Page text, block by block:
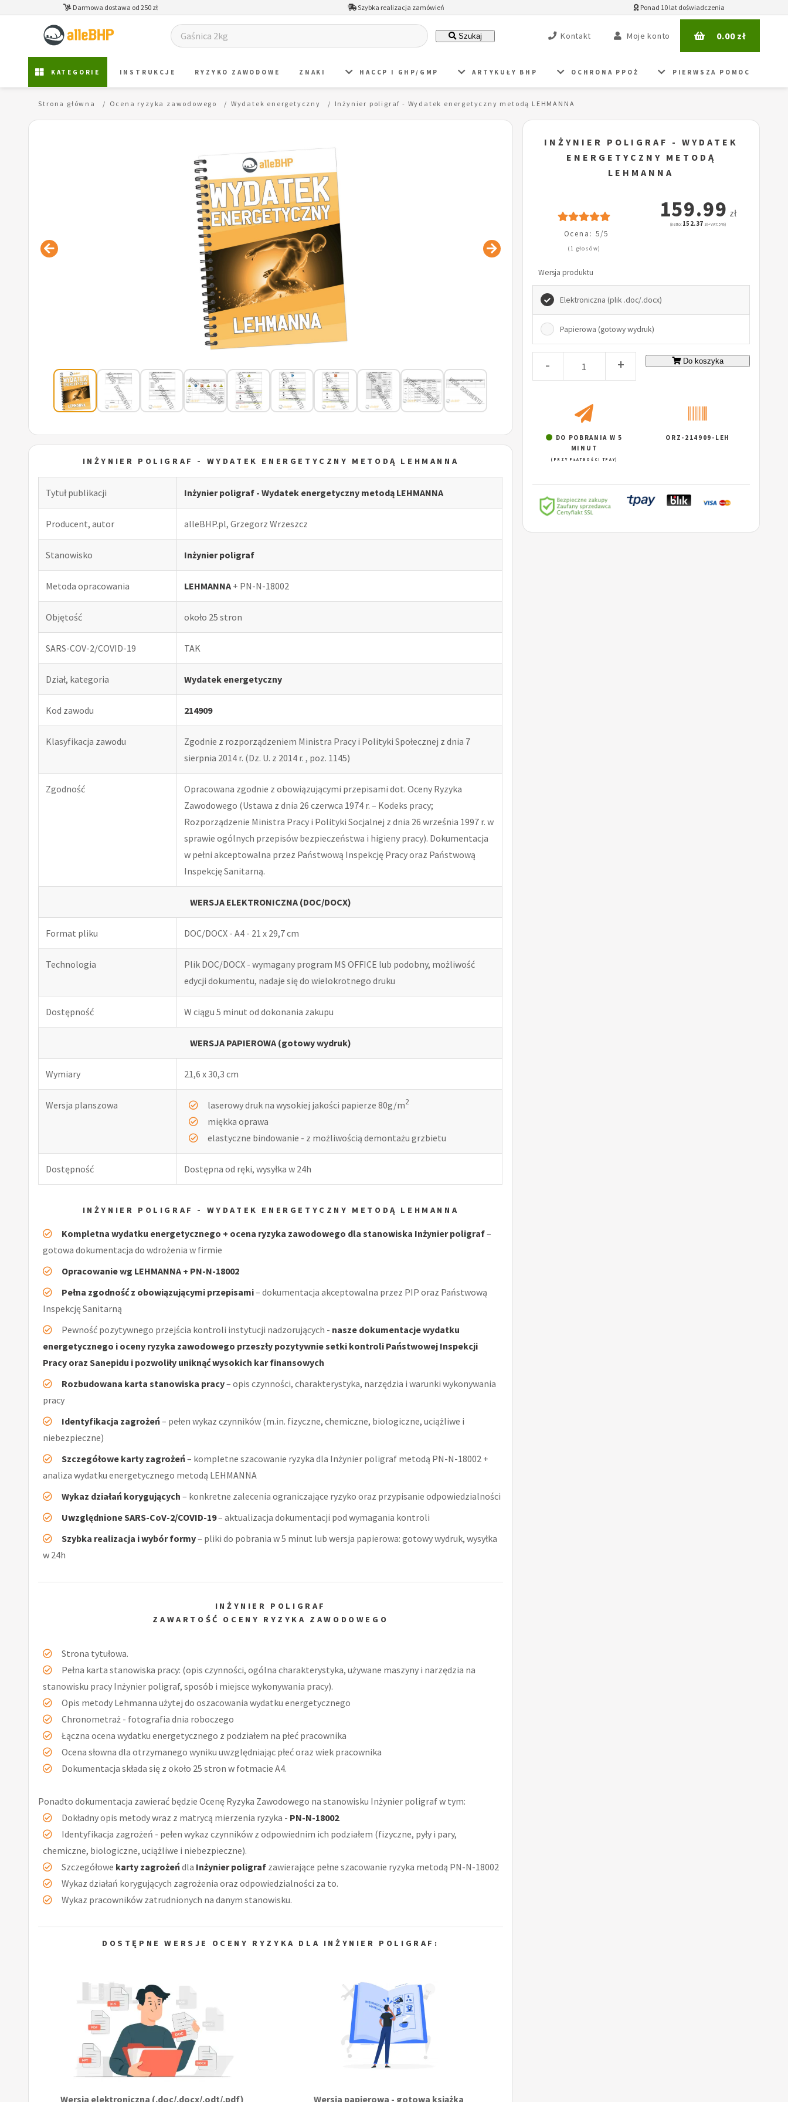
Darmowa dostawa od 250 zł Szybka realizacja zamówień Ponad 10 lat doświadczenia
Szukaj Kontakt Moje konto 0.00zł
KATEGORIE INSTRUKCJE RYZYKO ZAWODOWE ZNAKI HACCP I GHP/GMP ARTYKUŁY BHP OCHRONA PPOŻ PIERWSZA POMOC
Strona główna Ocena ryzyka zawodowego Wydatek energetyczny Inżynier poligraf - Wydatek energetyczny metodą LEHMANNA
INŻYNIER POLIGRAF - WYDATEK ENERGETYCZNY METODĄ LEHMANNA
Tytuł publikacji Inżynier poligraf - Wydatek energetyczny metodą LEHMANNA
Producent, autor alleBHP.pl, Grzegorz Wrzeszcz
Stanowisko Inżynier poligraf
Metoda opracowania LEHMANNA + PN-N-18002
Objętość około 25 stron
SARS-COV-2/COVID-19 TAK
Dział, kategoria Wydatek energetyczny
Kod zawodu 214909
Klasyfikacja zawodu
Zgodnie z rozporządzeniem Ministra Pracy i Polityki Społecznej z dnia 7
sierpnia 2014 r. (Dz. U. z 2014 r. , poz. 1145)
Zgodność
Opracowana zgodnie z obowiązującymi przepisami dot. Oceny Ryzyka
Zawodowego (Ustawa z dnia 26 czerwca 1974 r. – Kodeks pracy;
Rozporządzenie Ministra Pracy i Polityki Socjalnej z dnia 26 września 1997 r. w
sprawie ogólnych przepisów bezpieczeństwa i higieny pracy). Dokumentacja
w pełni akceptowalna przez Państwową Inspekcję Pracy oraz Państwową
Inspekcję Sanitarną.
WERSJA ELEKTRONICZNA (DOC/DOCX)
Format pliku DOC/DOCX - A4 - 21 x 29,7 cm
Technologia
Plik DOC/DOCX - wymagany program MS OFFICE lub podobny, możliwość
edycji dokumentu, nadaje się do wielokrotnego druku
Dostępność W ciągu 5 minut od dokonania zakupu
WERSJA PAPIEROWA (gotowy wydruk)
Wymiary 21,6 x 30,3 cm
Wersja planszowa laserowy druk na wysokiej jakości papierze 80g/m2
miękka oprawa
elastyczne bindowanie - z możliwością demontażu grzbietu
Dostępność Dostępna od ręki, wysyłka w 24h
INŻYNIER POLIGRAF - WYDATEK ENERGETYCZNY METODĄ LEHMANNA
Kompletna wydatku energetycznego + ocena ryzyka zawodowego dla stanowiska Inżynier poligraf–
gotowa dokumentacja do wdrożenia w firmie
Opracowanie wg LEHMANNA + PN-N-18002
Pełna zgodność z obowiązującymi przepisami– dokumentacja akceptowalna przez PIP oraz Państwową
Inspekcję Sanitarną
Pewność pozytywnego przejścia kontroli instytucji nadzorujących - nasze dokumentacje wydatku
energetycznego i oceny ryzyka zawodowego przeszły pozytywnie setki kontroli Państwowej Inspekcji
Pracy oraz Sanepidu i pozwoliły uniknąć wysokich kar finansowych
Rozbudowana karta stanowiska pracy– opis czynności, charakterystyka, narzędzia i warunki wykonywania
pracy
Identyfikacja zagrożeń– pełen wykaz czynników (m.in. fizyczne, chemiczne, biologiczne, uciążliwe i
niebezpieczne)
Szczegółowe karty zagrożeń– kompletne szacowanie ryzyka dla Inżynier poligraf metodą PN-N-18002 +
analiza wydatku energetycznego metodą LEHMANNA
Wykaz działań korygujących – konkretne zalecenia ograniczające ryzyko oraz przypisanie odpowiedzialności
Uwzględnione SARS-CoV-2/COVID-19– aktualizacja dokumentacji pod wymagania kontroli
Szybka realizacja i wybór formy– pliki do pobrania w 5 minut lub wersja papierowa: gotowy wydruk, wysyłka
w 24h
INŻYNIER POLIGRAF
ZAWARTOŚĆ OCENY RYZYKA ZAWODOWEGO
Strona tytułowa.
Pełna karta stanowiska pracy: (opis czynności, ogólna charakterystyka, używane maszyny i narzędzia na
stanowisku pracy Inżynier poligraf, sposób i miejsce wykonywania pracy).
Opis metody Lehmanna użytej do oszacowania wydatku energetycznego
Chronometraż - fotografia dnia roboczego
Łączna ocena wydatku energetycznego z podziałem na płeć pracownika
Ocena słowna dla otrzymanego wyniku uwzględniając płeć oraz wiek pracownika
Dokumentacja składa się z około 25 stron w fotmacie A4.
Ponadto dokumentacja zawierać będzie Ocenę Ryzyka Zawodowego na stanowisku Inżynier poligraf w tym:
Dokładny opis metody wraz z matrycą mierzenia ryzyka - PN-N-18002.
Identyfikacja zagrożeń - pełen wykaz czynników z odpowiednim ich podziałem (fizyczne, pyły i pary,
chemiczne, biologiczne, uciążliwe i niebezpieczne).
Szczegółowe karty zagrożeńdla Inżynier poligraf zawierające pełne szacowanie ryzyka metodą PN-N-18002
Wykaz działań korygujących zagrożenia oraz odpowiedzialności za to.
Wykaz pracowników zatrudnionych na danym stanowisku.
DOSTĘPNE WERSJE OCENY RYZYKA DLA INŻYNIER POLIGRAF:
Wersja elektroniczna (.doc/.docx/.odt/.pdf) Wersja papierowa - gotowa książka
INŻYNIER POLIGRAF - WYDATEK
ENERGETYCZNY METODĄ
LEHMANNA
Ocena: 5/5
(1 głosów)
159.99 zł
(netto: 152.37 zł + VAT: 5%)
Wersja produktu
Elektroniczna (plik .doc/.docx)
Papierowa (gotowy wydruk)
- + Do koszyka
DO POBRANIA W 5
MINUT
(PRZY PŁATNOŚCI TPAY)
ORZ-214909-LEH